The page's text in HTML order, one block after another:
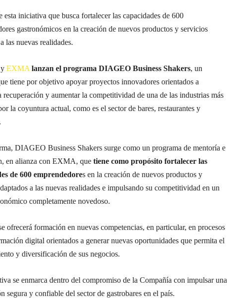
esta iniciativa que busca fortalecer las capacidades de 600
gastronómicos en la creación de nuevos productos y servicios
las nuevas realidades.
EXMA lanzan el programa DIAGEO Business Shakers, un
tiene por objetivo apoyar proyectos innovadores orientados a
recuperación y aumentar la competitividad de una de las industrias más
la coyuntura actual, como es el sector de bares, restaurantes y
DIAGEO Business Shakers surge como un programa de mentoría e
en alianza con EXMA, que tiene como propósito fortalecer las
de 600 emprendedores en la creación de nuevos productos y
a las nuevas realidades e impulsando su competitividad en un
completamente novedoso.
ofrecerá formación en nuevas competencias, en particular, en procesos
digital orientados a generar nuevas oportunidades que permita el
y diversificación de sus negocios.
se enmarca dentro del compromiso de la Compañía con impulsar una
segura y confiable del sector de gastrobares en el país.